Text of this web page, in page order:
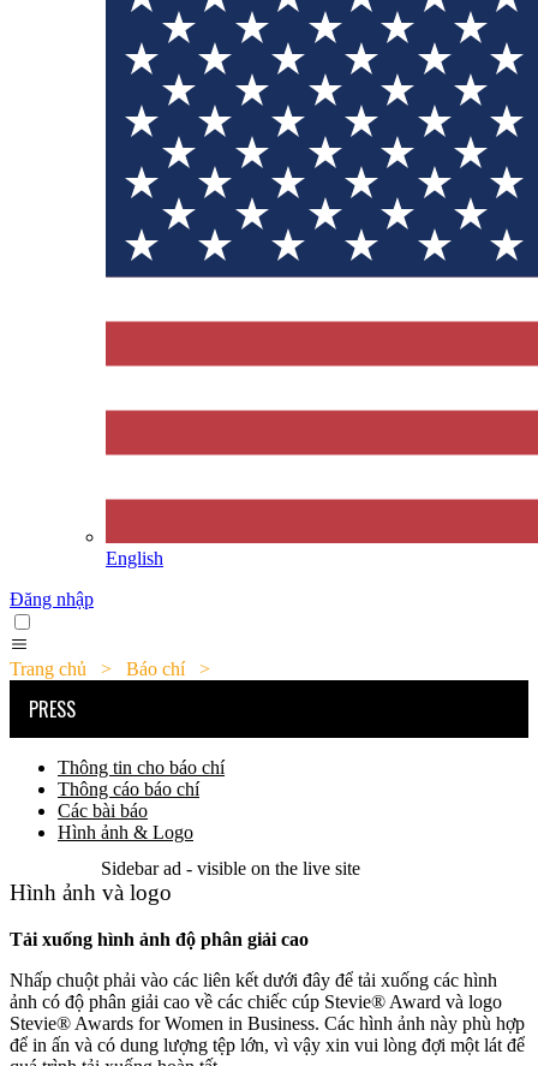
English
Đăng nhập
Trang chủ > Báo chí >
PRESS
Thông tin cho báo chí
Thông cáo báo chí
Các bài báo
Hình ảnh & Logo
Sidebar ad - visible on the live site
Hình ảnh và logo
Tải xuống hình ảnh độ phân giải cao
Nhấp chuột phải vào các liên kết dưới đây để tải xuống các hình
ảnh có độ phân giải cao về các chiếc cúp Stevie® Award và logo
Stevie® Awards for Women in Business. Các hình ảnh này phù hợp
để in ấn và có dung lượng tệp lớn, vì vậy xin vui lòng đợi một lát để